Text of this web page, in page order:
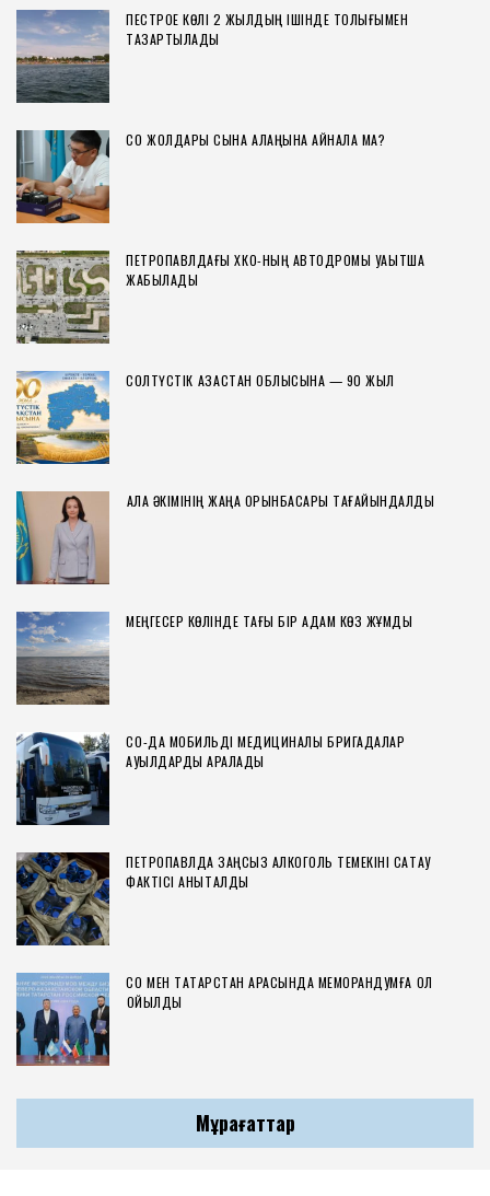
ПЕСТРОЕ КӨЛІ 2 ЖЫЛДЫҢ ІШІНДЕ ТОЛЫҒЫМЕН
ТАЗАРТЫЛАДЫ
СҚО ЖОЛДАРЫ СЫНАҚ АЛАҢЫНА АЙНАЛА МА?
ПЕТРОПАВЛДАҒЫ ХҚКО-НЫҢ АВТОДРОМЫ УАҚЫТША
ЖАБЫЛАДЫ
СОЛТҮСТІК ҚАЗАҚСТАН ОБЛЫСЫНА — 90 ЖЫЛ
ҚАЛА ӘКІМІНІҢ ЖАҢА ОРЫНБАСАРЫ ТАҒАЙЫНДАЛДЫ
МЕҢГЕСЕР КӨЛІНДЕ ТАҒЫ БІР АДАМ КӨЗ ЖҰМДЫ
СҚО-ДА МОБИЛЬДІ МЕДИЦИНАЛЫҚ БРИГАДАЛАР
АУЫЛДАРДЫ АРАЛАДЫ
ПЕТРОПАВЛДА ЗАҢСЫЗ АЛКОГОЛЬ ТЕМЕКІНІ САҚТАУ
ФАКТІСІ АНЫҚТАЛДЫ
СҚО МЕН ТАТАРСТАН АРАСЫНДА МЕМОРАНДУМҒА ҚОЛ
ҚОЙЫЛДЫ
Мұрағаттар